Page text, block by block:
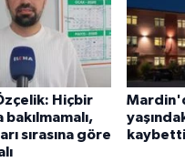
Hiçbir
sırasına göre
kaybetti